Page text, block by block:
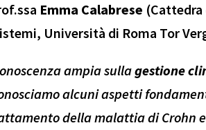
Emma Calabrese
Università di Roma Tor
ampia sullagestione
alcuni aspetti
della malattia di Crohn